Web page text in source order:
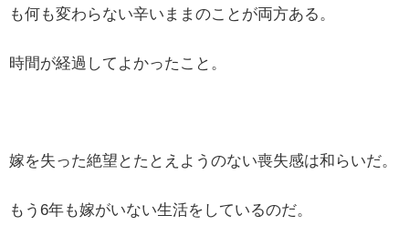
も何も変わらない辛いままのことが両方ある。
時間が経過してよかったこと。
嫁を失った絶望とたとえようのない喪失感は和らいだ。
もう6年も嫁がいない生活をしているのだ。